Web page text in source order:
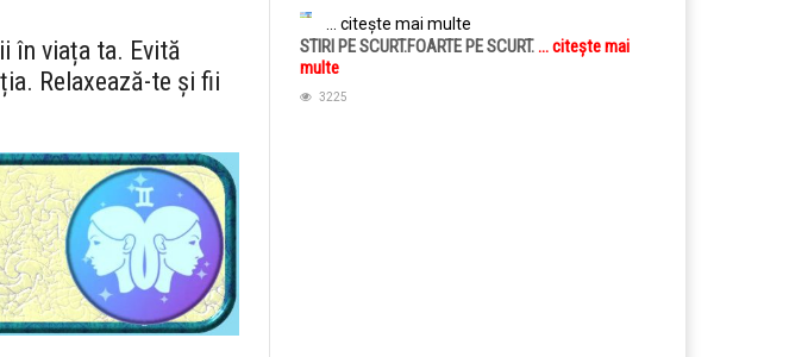
în viața ta. Evită
Relaxează-te și fii
... citește mai multe
STIRI PE SCURT.FOARTE PE SCURT.... citește mai
multe
3225